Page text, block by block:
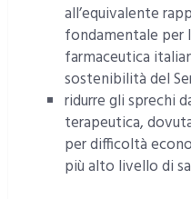
all’equivalente
fondamentale per
farmaceutica
sostenibilità del
ridurre gli sprechi
terapeutica,
per difficoltà
più alto livello di